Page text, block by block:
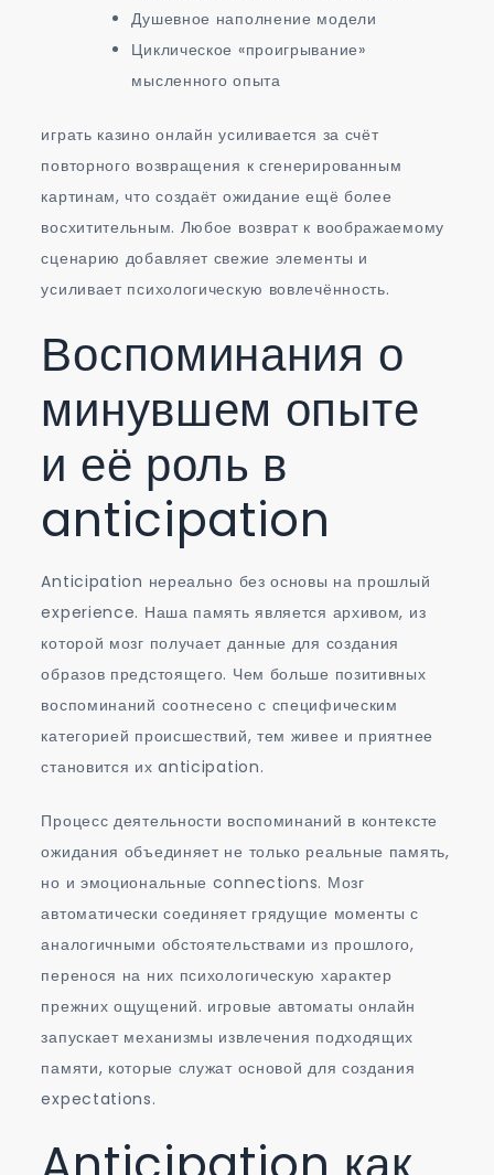
Душевное наполнение модели
Циклическое «проигрывание»
мысленного опыта
играть казино онлайн усиливается за счёт
повторного возвращения к сгенерированным
картинам, что создаёт ожидание ещё более
восхитительным. Любое возврат к воображаемому
сценарию добавляет свежие элементы и
усиливает психологическую вовлечённость.
Воспоминания о
минувшем опыте
и её роль в
anticipation
Anticipation нереально без основы на прошлый
experience. Наша память является архивом, из
которой мозг получает данные для создания
образов предстоящего. Чем больше позитивных
воспоминаний соотнесено с специфическим
категорией происшествий, тем живее и приятнее
становится их anticipation.
Процесс деятельности воспоминаний в контексте
ожидания объединяет не только реальные память,
но и эмоциональные connections. Мозг
автоматически соединяет грядущие моменты с
аналогичными обстоятельствами из прошлого,
перенося на них психологическую характер
прежних ощущений. игровые автоматы онлайн
запускает механизмы извлечения подходящих
памяти, которые служат основой для создания
expectations.